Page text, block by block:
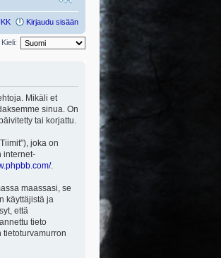
Kirjaudu sisään
Kieli:
Mikäli et
sinua. On
tai korjattu.
joka on
internet-
.
maassasi, se
käyttäjistä ja
että
tieto
tietoturvamurron